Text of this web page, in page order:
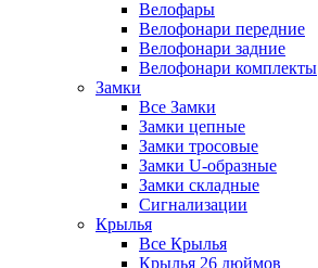
Велофары
Велофонари передние
Велофонари задние
Велофонари комплекты
Замки
Все Замки
Замки цепные
Замки тросовые
Замки U-образные
Замки складные
Сигнализации
Крылья
Все Крылья
Крылья 26 дюймов